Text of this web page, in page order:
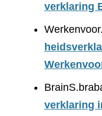
verklaring
verklaring